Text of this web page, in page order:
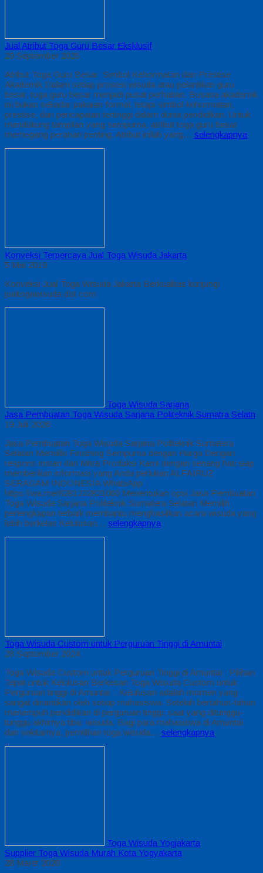
Jual Atribut Toga Guru Besar Eksklusif
29 September 2025
Atribut Toga Guru Besar: Simbol Kehormatan dan Prestise
Akademik Dalam setiap prosesi wisuda atau pelantikan guru
besar, toga guru besar menjadi pusat perhatian. Busana akademik
ini bukan sekadar pakaian formal, tetapi simbol kehormatan,
prestise, dan pencapaian tertinggi dalam dunia pendidikan. Untuk
mendukung tampilan yang sempurna, atribut toga guru besar
memegang peranan penting. Atribut inilah yang… selengkapnya
Konveksi Terpercaya Jual Toga Wisuda Jakarta
5 Mei 2019
Konveksi Jual Toga Wisuda Jakarta Berkualitas kunjungi
jualtogawisuda dot com
Toga Wisuda Sarjana
Jasa Pembuatan Toga Wisuda Sarjana Politeknik Sumatra Selatn
19 Juli 2026
Jasa Pembuatan Toga Wisuda Sarjana Politeknik Sumatera
Selatan Memiliki Finishing Sempurna dengan Harga Dengan
respons instan dari Mitra Produksi Kami dengan senang hati siap
memberikan informasi yang Anda perlukan ALFAIRUZ
SERAGAM INDONESIA WhatsApp :
https://wa.me/6281222821060 Menentukan opsi Jasa Pembuatan
Toga Wisuda Sarjana Politeknik Sumatera Selatan Memilih
perlengkapan terbaik membantu menghasilkan acara wisuda yang
lebih berkelas Kelulusan… selengkapnya
Toga Wisuda Custom untuk Perguruan Tinggi di Amuntai
28 September 2024
Toga Wisuda Custom untuk Perguruan Tinggi di Amuntai : Pilihan
Tepat untuk Kelulusan Berkesan Toga Wisuda Custom untuk
Perguruan tinggi di Amuntai :: Kelulusan adalah momen yang
sangat dinantikan oleh setiap mahasiswa. Setelah bertahun-tahun
menempuh pendidikan di perguruan tinggi, saat yang ditunggu-
tunggu akhirnya tiba: wisuda. Bagi para mahasiswa di Amuntai
dan sekitarnya, pemilihan toga wisuda… selengkapnya
Toga Wisuda Yogjakarta
Supplier Toga Wisuda Murah Kota Yogyakarta
28 Maret 2026